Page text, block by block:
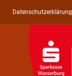
Datenschutzerklärung